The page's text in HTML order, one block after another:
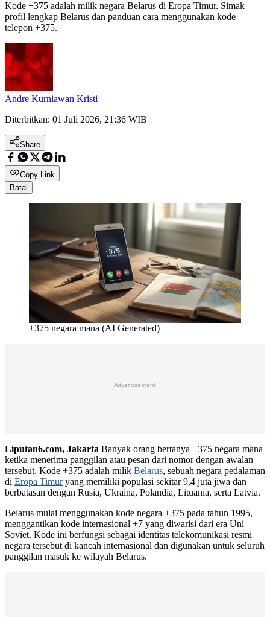
Kode +375 adalah milik negara Belarus di Eropa Timur. Simak
profil lengkap Belarus dan panduan cara menggunakan kode
telepon +375.
Andre Kurniawan Kristi
Diterbitkan: 01 Juli 2026, 21:36 WIB
Share
Copy Link
Batal
+375 negara mana (AI Generated)
Advertisement
Liputan6.com, Jakarta Banyak orang bertanya +375 negara mana
ketika menerima panggilan atau pesan dari nomor dengan awalan
tersebut. Kode +375 adalah milik Belarus, sebuah negara pedalaman
di Eropa Timuryang memiliki populasi sekitar 9,4 juta jiwa dan
berbatasan dengan Rusia, Ukraina, Polandia, Lituania, serta Latvia.
Belarus mulai menggunakan kode negara +375 pada tahun 1995,
menggantikan kode internasional +7 yang diwarisi dari era Uni
Soviet. Kode ini berfungsi sebagai identitas telekomunikasi resmi
negara tersebut di kancah internasional dan digunakan untuk seluruh
panggilan masuk ke wilayah Belarus.